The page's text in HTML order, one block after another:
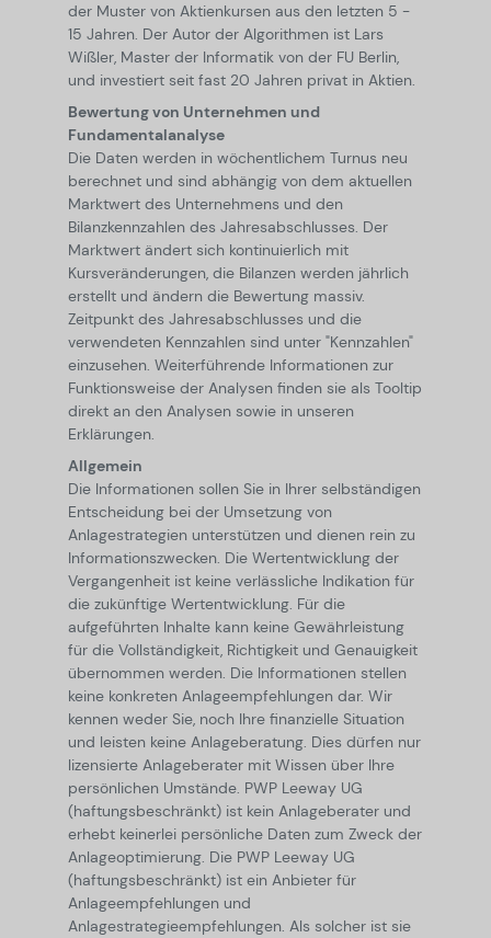
der Muster von Aktienkursen aus den letzten 5 -
15 Jahren. Der Autor der Algorithmen ist Lars
Wißler, Master der Informatik von der FU Berlin,
und investiert seit fast 20 Jahren privat in Aktien.
Bewertung von Unternehmen und
Fundamentalanalyse
Die Daten werden in wöchentlichem Turnus neu
berechnet und sind abhängig von dem aktuellen
Marktwert des Unternehmens und den
Bilanzkennzahlen des Jahresabschlusses. Der
Marktwert ändert sich kontinuierlich mit
Kursveränderungen, die Bilanzen werden jährlich
erstellt und ändern die Bewertung massiv.
Zeitpunkt des Jahresabschlusses und die
verwendeten Kennzahlen sind unter "Kennzahlen"
einzusehen. Weiterführende Informationen zur
Funktionsweise der Analysen finden sie als Tooltip
direkt an den Analysen sowie in unseren
Erklärungen.
Allgemein
Die Informationen sollen Sie in Ihrer selbständigen
Entscheidung bei der Umsetzung von
Anlagestrategien unterstützen und dienen rein zu
Informationszwecken. Die Wertentwicklung der
Vergangenheit ist keine verlässliche Indikation für
die zukünftige Wertentwicklung. Für die
aufgeführten Inhalte kann keine Gewährleistung
für die Vollständigkeit, Richtigkeit und Genauigkeit
übernommen werden. Die Informationen stellen
keine konkreten Anlageempfehlungen dar. Wir
kennen weder Sie, noch Ihre finanzielle Situation
und leisten keine Anlageberatung. Dies dürfen nur
lizensierte Anlageberater mit Wissen über Ihre
persönlichen Umstände. PWP Leeway UG
(haftungsbeschränkt) ist kein Anlageberater und
erhebt keinerlei persönliche Daten zum Zweck der
Anlageoptimierung. Die PWP Leeway UG
(haftungsbeschränkt) ist ein Anbieter für
Anlageempfehlungen und
Anlagestrategieempfehlungen. Als solcher ist sie